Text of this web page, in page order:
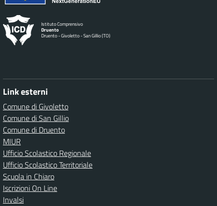
Istituto Comprensivo
Druento
Druento - Givoletto - San Gillio (TO)
Link esterni
Comune di Givoletto
Comune di San Gillio
Comune di Druento
MIUR
Ufficio Scolastico Regionale
Ufficio Scolastico Territoriale
Scuola in Chiaro
Iscrizioni On Line
Invalsi